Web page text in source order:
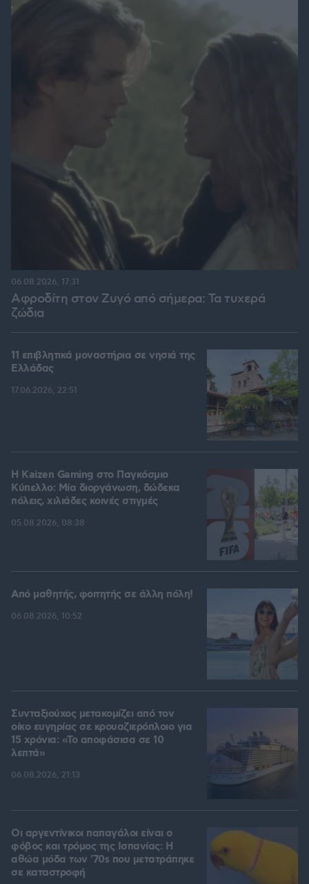
Αφροδίτη στον Ζυγό από σήμερα: Τα τυχερά
ζώδια
06.08.2026, 17:31
11 επιβλητικά μοναστήρια σε νησιά της
Ελλάδας
17.06.2026, 22:51
H Kaizen Gaming στο Παγκόσμιο
Kύπελλο: Μία διοργάνωση, δώδεκα
πόλεις, χιλιάδες κοινές στιγμές
05.08.2026, 08:38
Από μαθητής, φοιτητής σε άλλη πόλη!
06.08.2026, 10:52
Συνταξιούχος μετακομίζει από τον
οίκο ευγηρίας σε κρουαζιερόπλοιο για
15 χρόνια: «Το αποφάσισα σε 10
λεπτά»
06.08.2026, 21:13
Οι αργεντίνικοι παπαγάλοι είναι ο
φόβος και τρόμος της Ισπανίας: Η
αθώα μόδα των '70s που μετατράπηκε
σε καταστροφή